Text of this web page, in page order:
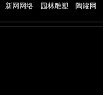
新网网络 园林雕塑 陶罐网